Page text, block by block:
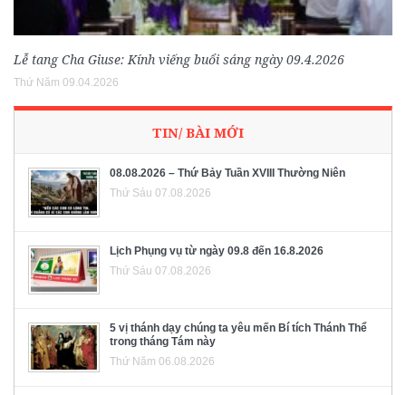
Lễ tang Cha Giuse: Kính viếng buổi sáng ngày 09.4.2026
Thứ Năm 09.04.2026
TIN/ BÀI MỚI
08.08.2026 – Thứ Bảy Tuần XVIII Thường Niên
Thứ Sáu 07.08.2026
Lịch Phụng vụ từ ngày 09.8 đến 16.8.2026
Thứ Sáu 07.08.2026
5 vị thánh dạy chúng ta yêu mến Bí tích Thánh Thể
trong tháng Tám này
Thứ Năm 06.08.2026